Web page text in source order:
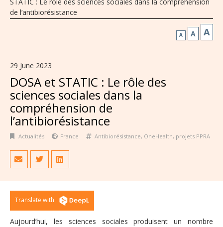
de l’antibiorésistance
A A A
29 June 2023
DOSA et STATIC : Le rôle des
sciences sociales dans la
compréhension de
l’antibiorésistance
Actualités France Antibiorésistance, OneHealth, projets PPRA
Translate with
Aujourd’hui, les sciences sociales produisent un nombre